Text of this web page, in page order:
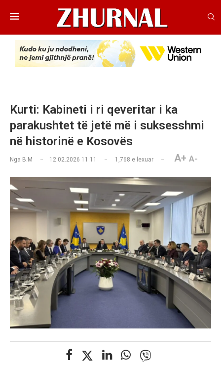
Kurti: Kabineti i ri qeveritar i ka
parakushtet të jetë më i suksesshmi
në historinë e Kosovës
Nga B.M 12.02.2026 11:11 1,768 e lexuar A+ A-